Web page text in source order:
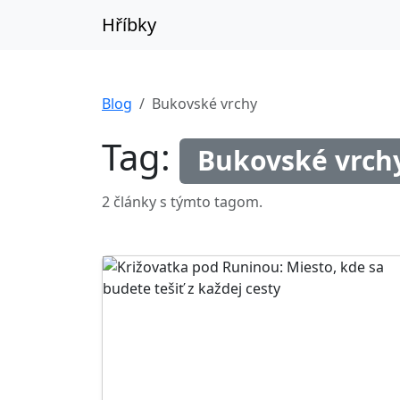
Hříbky
Blog Bukovské vrchy
Tag: Bukovské
2 články s týmto tagom.